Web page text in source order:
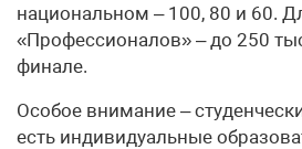
национальном – 100, 80 и 60.
«Профессионалов» – до 250
финале.
Особое внимание –
есть индивидуальные